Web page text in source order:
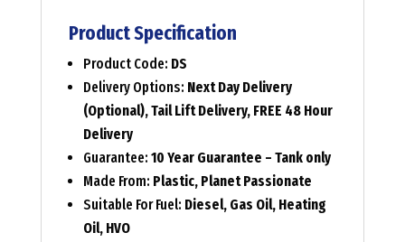
Product Specification
Product Code: DS
Delivery Options: Next Day Delivery
(Optional), Tail Lift Delivery, FREE 48 Hour
Delivery
Guarantee: 10 Year Guarantee – Tank only
Made From: Plastic, Planet Passionate
Suitable For Fuel: Diesel, Gas Oil, Heating
Oil, HVO